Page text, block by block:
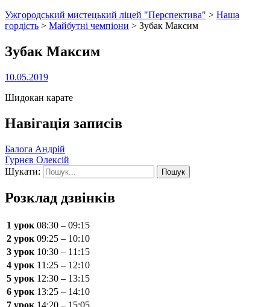
Ужгородський мистецький ліцей "Перспектива" > Наша
гордість > Майбутні чемпіони > Зубак Максим
Зубак Максим
10.05.2019
Шидокан карате
Навігація записів
Балога Андрій
Гурнєв Олексій
Шукати:
Розклад дзвінків
1 урок 08:30 – 09:15
2 урок 09:25 – 10:10
3 урок 10:30 – 11:15
4 урок 11:25 – 12:10
5 урок 12:30 – 13:15
6 урок 13:25 – 14:10